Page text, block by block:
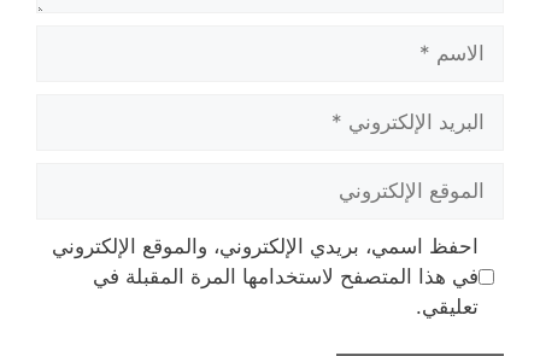
الاسم
البريد
الإلكتروني
الموقع
الإلكتروني
احفظ اسمي، بريدي الإلكتروني، والموقع الإلكتروني
في هذا المتصفح لاستخدامها المرة المقبلة في
تعليقي.